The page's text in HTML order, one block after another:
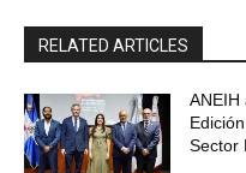
RELATED ARTICLES
ANEIH
Sector